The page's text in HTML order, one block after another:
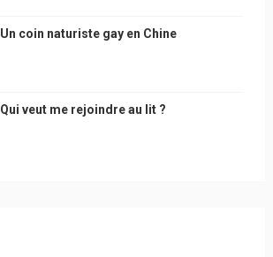
Un coin naturiste gay en Chine
Qui veut me rejoindre au lit ?